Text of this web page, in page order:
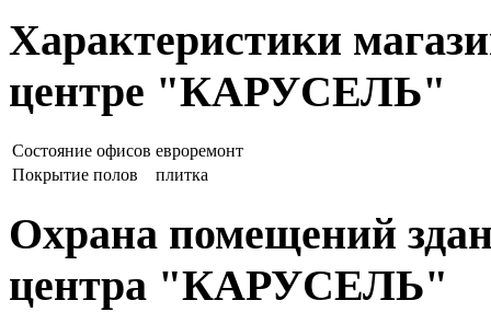
Характеристики
центре "КАРУСЕЛЬ"
Состояние офисов евроремонт
Покрытие полов
плитка
Охрана помещений
центра "КАРУСЕЛЬ"